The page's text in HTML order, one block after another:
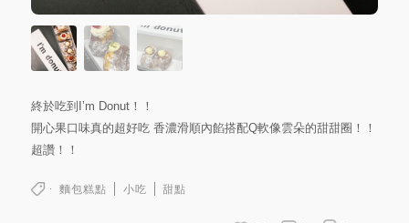
終於吃到I’m Donut！！
開心果口味真的超好吃 香濃滑順內餡搭配Q軟像雲朵的甜甜圈！！
超讚！！
麵包糕點 小吃 甜點